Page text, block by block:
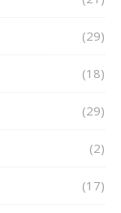
(29)
(18)
(29)
(2)
(17)